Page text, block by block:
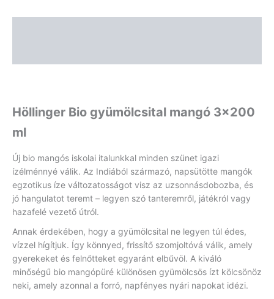
Höllinger Bio gyümölcsital mangó 3×200
ml
Új bio mangós iskolai italunkkal minden szünet igazi
ízélménnyé válik. Az Indiából származó, napsütötte mangók
egzotikus íze változatosságot visz az uzsonnásdobozba, és
jó hangulatot teremt – legyen szó tanteremről, játékról vagy
hazafelé vezető útról.
Annak érdekében, hogy a gyümölcsital ne legyen túl édes,
vízzel hígítjuk. Így könnyed, frissítő szomjoltóvá válik, amely
gyerekeket és felnőtteket egyaránt elbűvöl. A kiváló
minőségű bio mangópüré különösen gyümölcsös ízt kölcsönöz
neki, amely azonnal a forró, napfényes nyári napokat idézi.